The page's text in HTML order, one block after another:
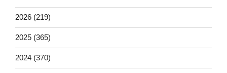
2026 (219)
2025 (365)
2024 (370)